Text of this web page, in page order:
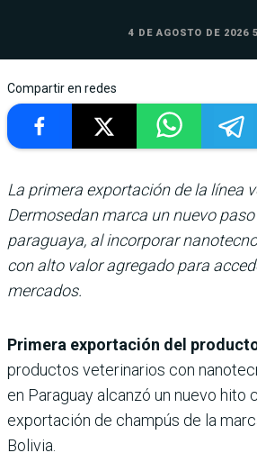
4 DE AGOSTO DE 2026
Compartir en redes
La primera exportación de la línea
Dermosedan marca un nuevo
paraguaya, al incorporar
con alto valor agregado para
mercados.
Primera exportación del
productos veterinarios con
en Paraguay alcanzó un nuevo hito
exportación de champús de la
Bolivia.